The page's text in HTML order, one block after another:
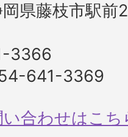
県藤枝市駅前
3366
641-3369
合わせはこち